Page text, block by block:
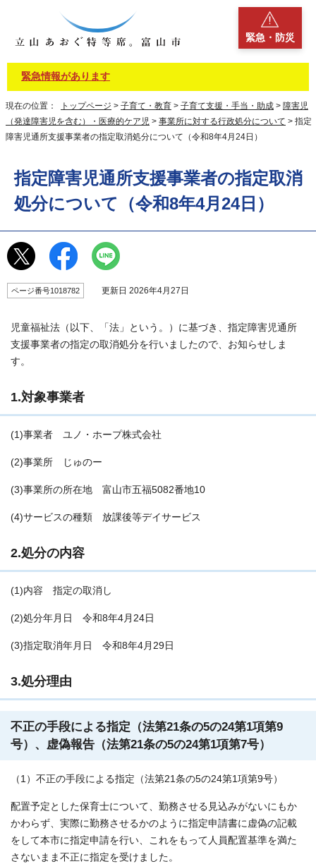
緊急・防災
緊急情報があります
現在の位置： トップページ > 子育て・教育 > 子育て支援・手当・助成 > 障害児
（発達障害児を含む）・医療的ケア児 > 事業所に対する行政処分について > 指定
障害児通所支援事業者の指定取消処分について（令和8年4月24日）
指定障害児通所支援事業者の指定取消
処分について（令和8年4月24日）
ページ番号1018782 更新日 2026年4月27日
児童福祉法（以下、「法」という。）に基づき、指定障害児通所
支援事業者の指定の取消処分を行いましたので、お知らせしま
す。
1.対象事業者
(1)事業者 ユノ・ホープ株式会社
(2)事業所 じゅのー
(3)事業所の所在地 富山市五福5082番地10
(4)サービスの種類 放課後等デイサービス
2.処分の内容
(1)内容 指定の取消し
(2)処分年月日 令和8年4月24日
(3)指定取消年月日 令和8年4月29日
3.処分理由
不正の手段による指定（法第21条の5の24第1項第9
号）、虚偽報告（法第21条の5の24第1項第7号）
（1）不正の手段による指定（法第21条の5の24第1項第9号）
配置予定とした保育士について、勤務させる見込みがないにもか
かわらず、実際に勤務させるかのように指定申請書に虚偽の記載
をして本市に指定申請を行い、これをもって人員配置基準を満た
さないまま不正に指定を受けました。